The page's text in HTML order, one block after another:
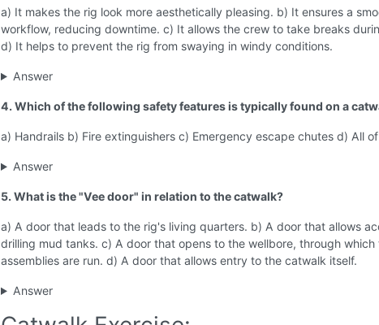
a) It makes the rig look more aesthetically pleasing. b) It ensures a
workflow, reducing downtime. c) It allows the crew to take breaks
d) It helps to prevent the rig from swaying in windy conditions.
Answer
4. Which of the following safety features is typically found on a
a) Handrails b) Fire extinguishers c) Emergency escape chutes d) All
Answer
5. What is the "Vee door" in relation to the catwalk?
a) A door that leads to the rig's living quarters. b) A door that allows
drilling mud tanks. c) A door that opens to the wellbore, through which
assemblies are run. d) A door that allows entry to the catwalk itself.
Answer